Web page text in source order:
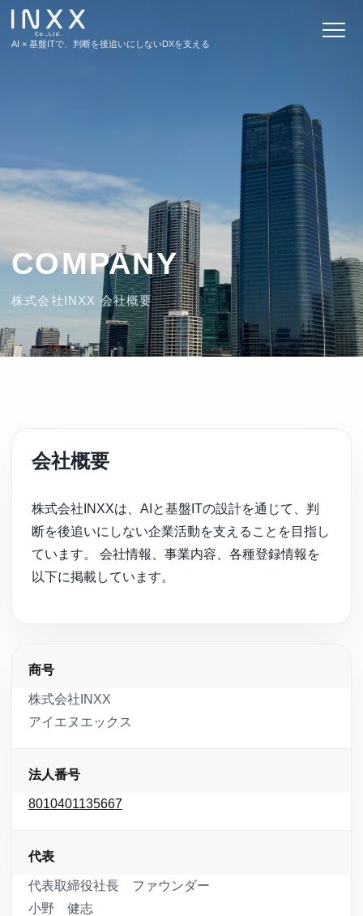
AI × 基盤ITで、判断を後追いにしないDXを支える
エンジニアリングサービス
コンサルティングサービス
キャリア支援サービス
会社概要
私たちの実績
沿革
INXX Insights
セキュリティ
お問い合わせ
COMPANY
株式会社INXX 会社概要
会社概要
株式会社INXXは、AIと基盤ITの設計を通じて、判
断を後追いにしない企業活動を支えることを目指し
ています。 会社情報、事業内容、各種登録情報を
以下に掲載しています。
商号
株式会社INXX
アイエヌエックス
法人番号
8010401135667
代表
代表取締役社長 ファウンダー
小野 健志